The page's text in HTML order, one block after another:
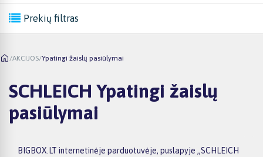
Prekių filtras
/AKCIJOS/Ypatingi žaislų pasiūlymai
SCHLEICH Ypatingi žaislų
pasiūlymai
BIGBOX.LT internetinėje parduotuvėje, puslapyje „SCHLEICH